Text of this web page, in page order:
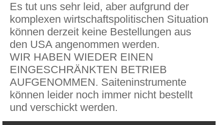
Es tut uns sehr leid, aber aufgrund der
komplexen wirtschaftspolitischen Situation
können derzeit keine Bestellungen aus
den USA angenommen werden.
WIR HABEN WIEDER EINEN
EINGESCHRÄNKTEN BETRIEB
AUFGENOMMEN. Saiteninstrumente
können leider noch immer nicht bestellt
und verschickt werden.